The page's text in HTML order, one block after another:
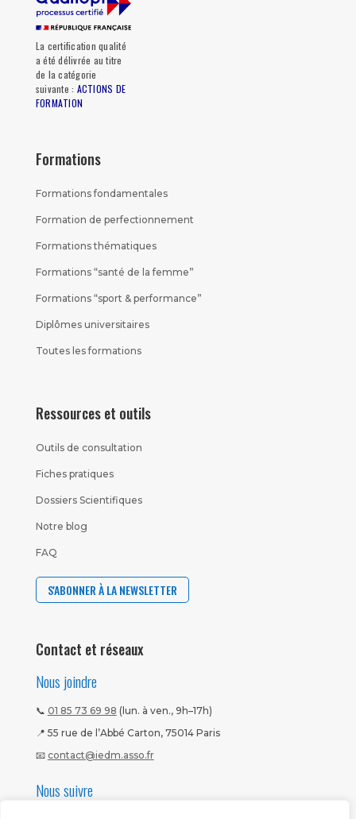
La certification qualité
a été délivrée au titre
de la catégorie
suivante : ACTIONS DE
FORMATION
Formations
Formations fondamentales
Formation de perfectionnement
Formations thématiques
Formations “santé de la femme”
Formations “sport & performance”
Diplômes universitaires
Toutes les formations
Ressources et outils
Outils de consultation
Fiches pratiques
Dossiers Scientifiques
Notre blog
FAQ
S'ABONNER À LA NEWSLETTER
Contact et réseaux
Nous joindre
📞 01 85 73 69 98 (lun. à ven., 9h–17h)
📍 55 rue de l’Abbé Carton, 75014 Paris
📧 contact@iedm.asso.fr
Nous suivre